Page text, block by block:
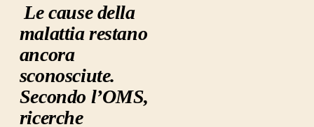
Le cause della
malattia restano
ancora
sconosciute.
Secondo l’OMS,
ricerche